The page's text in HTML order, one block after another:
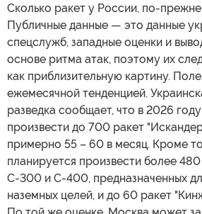
Сколько ракет у России, по-
Публичные данные — это данные
спецслужб, западные оценки и
основе ритма атак, поэтому их
как приблизительную картину.
ежемесячной тенденцией.
разведка сообщает, что в 2026
произвести до 700 ракет
примерно 55 – 60 в месяц. Кроме
планируется произвести более
С-300 и С-400, предназначенных
наземных целей, и до 60 ракет